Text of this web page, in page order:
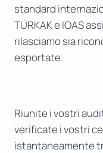
standard
TÜRKAK e IOAS
rilasciamo sia
esportate.
Riunite i vostri
verificate i vostri
istantaneamente